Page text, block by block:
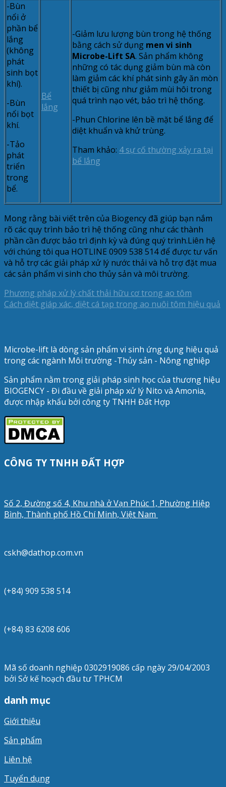
-Bùn
nổi ở
phần bể
lắng
(không
phát
sinh bọt
khí).
-Bùn
nổi bọt
khí.
-Tảo
phát
triển
trong
bể.
Bể
lắng
-Giảm lưu lượng bùn trong hệ thống
bằng cách sử dụng men vi sinh
Microbe-Lift SA. Sản phẩm không
những có tác dụng giảm bùn mà còn
làm giảm các khí phát sinh gây ăn mòn
thiết bị cũng như giảm mùi hôi trong
quá trình nạo vét, bảo trì hệ thống.
-Phun Chlorine lên bề mặt bể lắng để
diệt khuẩn và khử trùng.
Tham khảo: 4 sự cố thường xảy ra tại
bể lắng
Mong rằng bài viết trên của Biogency đã giúp bạn nắm
rõ các quy trình bảo trì hệ thống cũng như các thành
phần cần được bảo trì định kỳ và đúng quý trình.Liên hệ
với chúng tôi qua HOTLINE 0909 538 514 để được tư vấn
và hỗ trợ các giải pháp xử lý nước thải và hỗ trợ đặt mua
các sản phẩm vi sinh cho thủy sản và môi trường.
Phương pháp xử lý chất thải hữu cơ trong ao tôm
Cách diệt giáp xác, diệt cá tạp trong ao nuôi tôm hiệu quả
Microbe-lift là dòng sản phẩm vi sinh ứng dụng hiệu quả
trong các ngành Môi trường -Thủy sản - Nông nghiệp
Sản phẩm nằm trong giải pháp sinh học của thương hiệu
BIOGENCY - Đi đầu về giải pháp xử lý Nito và Amonia,
được nhập khẩu bởi công ty TNHH Đất Hợp
CÔNG TY TNHH ĐẤT HỢP
Số 2, Đường số 4, Khu nhà ở Vạn Phúc 1, Phường Hiệp
Bình, Thành phố Hồ Chí Minh, Việt Nam
cskh@dathop.com.vn
(+84) 909 538 514
(+84) 83 6208 606
Mã số doanh nghiệp 0302919086 cấp ngày 29/04/2003
bởi Sở kế hoạch đầu tư TPHCM
danh mục
Giới thiệu
Sản phẩm
Liên hệ
Tuyển dụng